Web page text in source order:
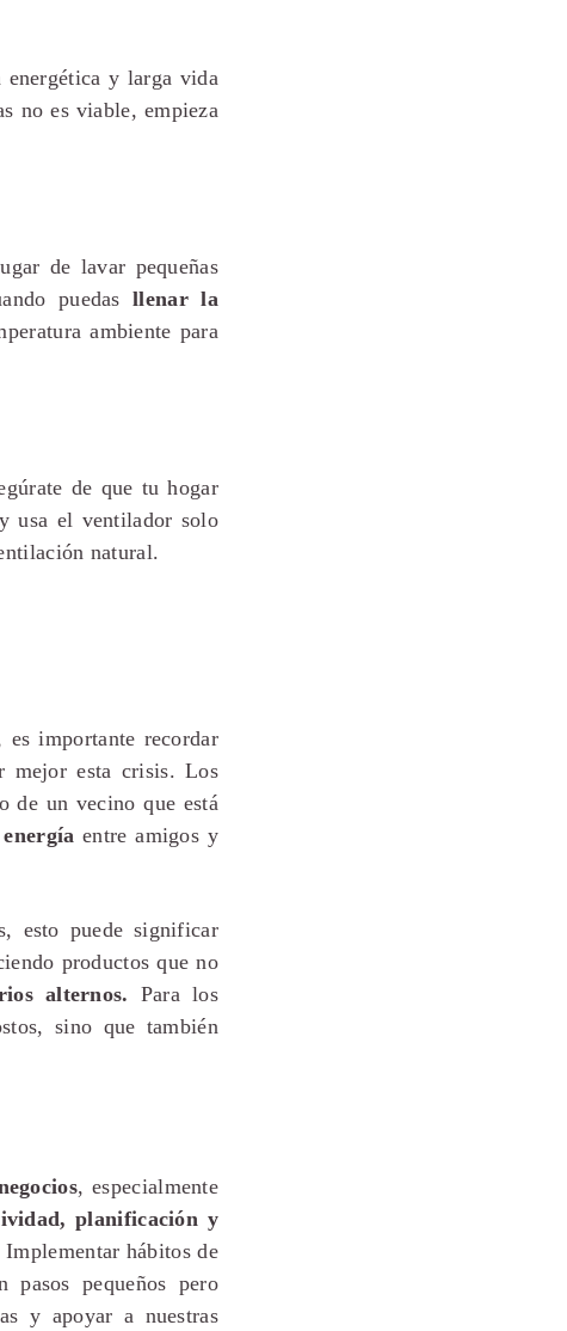
y larga vida
no es viable, empieza
de lavar pequeñas
puedasllenar la
ambiente para
de que tu hogar
usa el ventilador solo
natural.
es importante recordar
mejor esta crisis. Los
de un vecino que está
entre amigos y
esto puede significar
productos que no
alternos. Para los
sino que también
, especialmente
planificación y
hábitos de
pasos pequeños pero
y apoyar a nuestras